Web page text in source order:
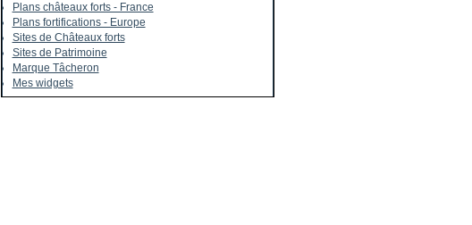
Plans châteaux forts - France
Plans fortifications - Europe
Sites de Châteaux forts
Sites de Patrimoine
Marque Tâcheron
Mes widgets